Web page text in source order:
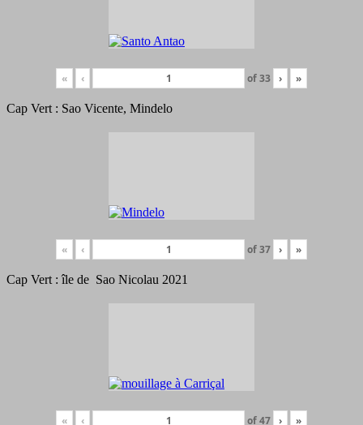
« ‹ of33 › »
Cap Vert : Sao Vicente, Mindelo
« ‹ of37 › »
Cap Vert : île de Sao Nicolau 2021
« ‹ of47 › »